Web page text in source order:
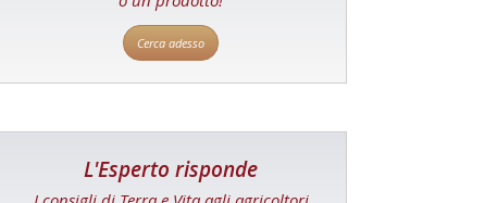
Cerca adesso
L'Esperto risponde